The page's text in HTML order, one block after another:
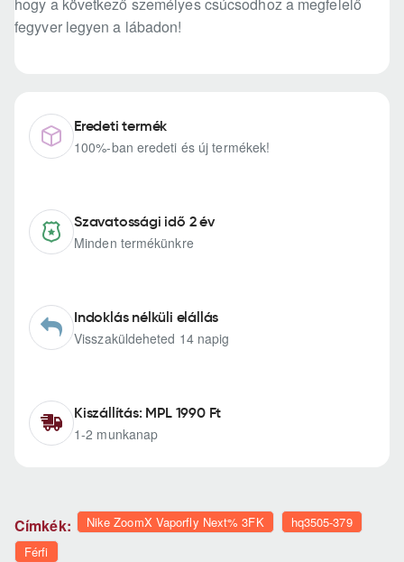
hogy a következő személyes csúcsodhoz a megfelelő
fegyver legyen a lábadon!
Eredeti termék
100%-ban eredeti és új termékek!
Szavatossági idő 2 év
Minden termékünkre
Indoklás nélküli elállás
Visszaküldeheted 14 napig
Kiszállítás: MPL 1990 Ft
1-2 munkanap
Címkék: Nike ZoomX Vaporfly Next% 3FK
hq3505-379
Férfi